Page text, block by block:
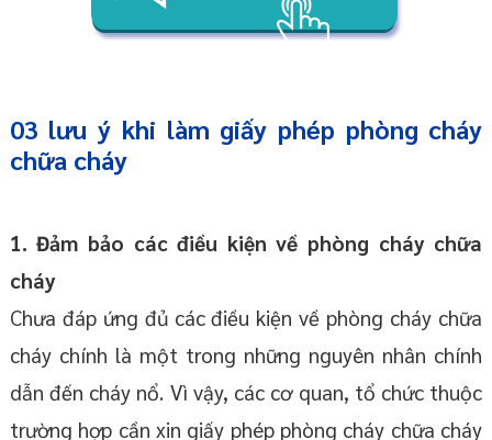
03 lưu ý khi làm giấy phép phòng cháy
chữa cháy
1. Đảm bảo các điều kiện về phòng cháy chữa
cháy
Chưa đáp ứng đủ các điều kiện về phòng cháy chữa
cháy chính là một trong những nguyên nhân chính
dẫn đến cháy nổ. Vì vậy, các cơ quan, tổ chức thuộc
trường hợp cần xin giấy phép phòng cháy chữa cháy